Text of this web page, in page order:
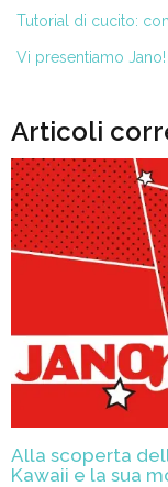
Tutorial di cucito:
Vi presentiamo Jano!
Articoli
Alla scoperta
Kawaii e la sua